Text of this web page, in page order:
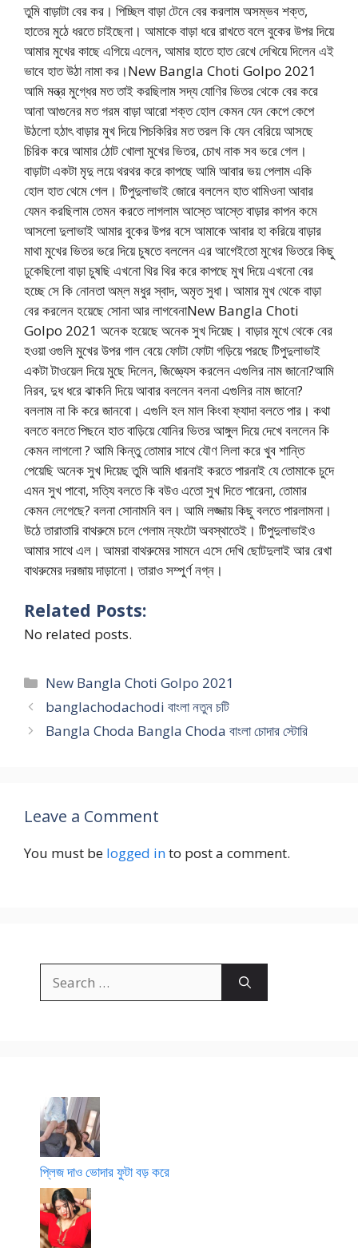
তুমি বাড়াটা বের কর। পিচ্ছিল বাড়া টেনে বের করলাম অসম্ভব শক্ত,
হাতের মুঠে ধরতে চাইছেনা। আমাকে বাড়া ধরে রাখতে বলে বুকের উপর দিয়ে
আমার মুখের কাছে এগিয়ে এলেন, আমার হাতে হাত রেখে দেখিয়ে দিলেন এই
ভাবে হাত উঠা নামা কর।New Bangla Choti Golpo 2021
আমি মন্ত্র মুগ্ধের মত তাই করছিলাম সদ্য যোণির ভিতর থেকে বের করে
আনা আগুনের মত গরম বাড়া আরো শক্ত হোল কেমন যেন কেপে কেপে
উঠলো হঠাৎ বাড়ার মুখ দিয়ে পিচকিরির মত তরল কি যেন বেরিয়ে আসছে
চিরিক করে আমার ঠোট খোলা মুখের ভিতর, চোখ নাক সব ভরে গেল।
বাড়াটা একটা মৃদু লয়ে থরথর করে কাপছে আমি আবার ভয় পেলাম একি
হোল হাত থেমে গেল। টিপুদুলাভাই জোরে বললেন হাত থামিওনা আবার
যেমন করছিলাম তেমন করতে লাগলাম আস্তে আস্তে বাড়ার কাপন কমে
আসলো দুলাভাই আমার বুকের উপর বসে আমাকে আবার হা করিয়ে বাড়ার
মাথা মুখের ভিতর ভরে দিয়ে চুষতে বললেন এর আগেইতো মুখের ভিতরে কিছু
ঢুকেছিলো বাড়া চুষছি এখনো থির থির করে কাপছে মুখ দিয়ে এখনো বের
হচ্ছে সে কি নোনতা অম্ল মধুর স্বাদ, অমৃত সুধা। আমার মুখ থেকে বাড়া
বের করলেন হয়েছে সোনা আর লাগবেনাNew Bangla Choti
Golpo 2021 অনেক হয়েছে অনেক সুখ দিয়েছ। বাড়ার মুখে থেকে বের
হওয়া ওগুলি মুখের উপর গাল বেয়ে ফোটা ফোটা গড়িয়ে পরছে টিপুদুলাভাই
একটা টাওয়েল দিয়ে মুছে দিলেন, জিজ্ঞ্যেস করলেন এগুলির নাম জানো?আমি
নিরব, দুধ ধরে ঝাকনি দিয়ে আবার বললেন বলনা এগুলির নাম জানো?
বললাম না কি করে জানবো। এগুলি হল মাল কিংবা ফ্যাদা বলতে পার। কথা
বলতে বলতে পিছনে হাত বাড়িয়ে যোনির ভিতর আঙ্গুল দিয়ে দেখে বললেন কি
কেমন লাগলো ? আমি কিন্তু তোমার সাথে যৌণ লিলা করে খুব শান্তি
পেয়েছি অনেক সুখ দিয়েছ তুমি আমি ধারনাই করতে পারনাই যে তোমাকে চুদে
এমন সুখ পাবো, সত্যি বলতে কি বউও এতো সুখ দিতে পারেনা, তোমার
কেমন লেগেছে? বলনা সোনামনি বল। আমি লজ্জায় কিছু বলতে পারলামনা।
উঠে তারাতারি বাথরুমে চলে গেলাম ন্যংটো অবস্থাতেই। টিপুদুলাভাইও
আমার সাথে এল। আমরা বাথরুমের সামনে এসে দেখি ছোটদুলাই আর রেখা
বাথরুমের দরজায় দাড়ানো। তারাও সম্পুর্ণ নগ্ন।
Related Posts:
No related posts.
Categories
New Bangla Choti Golpo 2021
banglachodachodi বাংলা নতুন চটি
Bangla Choda Bangla Choda বাংলা চোদার স্টোরি
Leave a Comment
You must be logged into post a comment.
for:
প্লিজ দাও ভোদার ফুটা বড় করে